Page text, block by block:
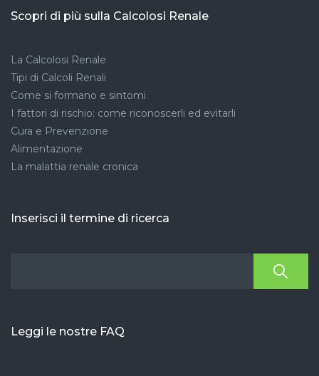
Scopri di più sulla Calcolosi Renale
La Calcolosi Renale
Tipi di Calcoli Renali
Come si formano e sintomi
I fattori di rischio: come riconoscerli ed evitarli
Cura e Prevenzione
Alimentazione
La malattia renale cronica
Inserisci il termine di ricerca
Leggi le nostre FAQ